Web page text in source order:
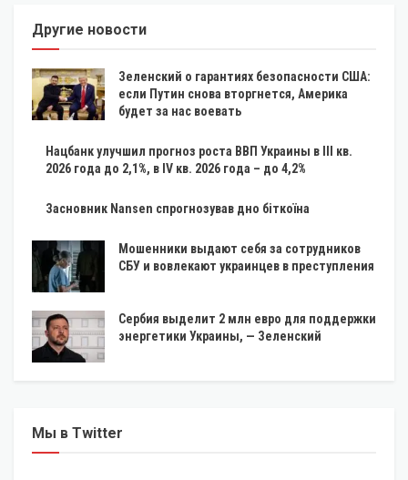
Другие новости
Зеленский о гарантиях безопасности США:
если Путин снова вторгнется, Америка
будет за нас воевать
Нацбанк улучшил прогноз роста ВВП Украины в III кв.
2026 года до 2,1%, в IV кв. 2026 года – до 4,2%
Засновник Nansen спрогнозував дно біткоїна
Мошенники выдают себя за сотрудников
СБУ и вовлекают украинцев в преступления
Сербия выделит 2 млн евро для поддержки
энергетики Украины, — Зеленский
Мы в Twitter